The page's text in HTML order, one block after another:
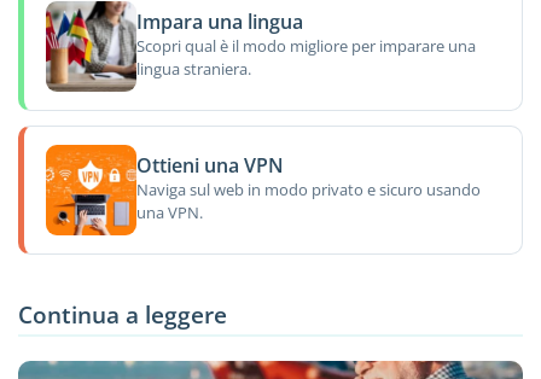
Impara una lingua
Scopri qual è il modo migliore per imparare una
lingua straniera.
Ottieni una VPN
Naviga sul web in modo privato e sicuro usando
una VPN.
Continua a leggere